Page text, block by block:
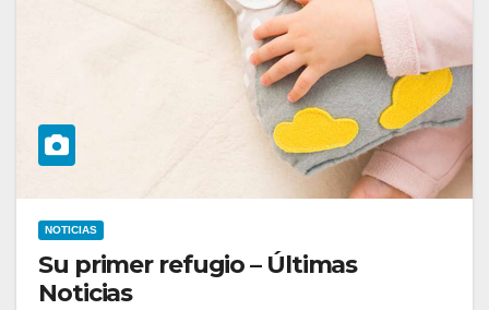
NOTICIAS
Su primer refugio – Últimas
Noticias